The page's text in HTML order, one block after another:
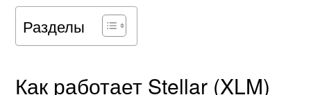
Разделы
Как работает Stellar (XLM)